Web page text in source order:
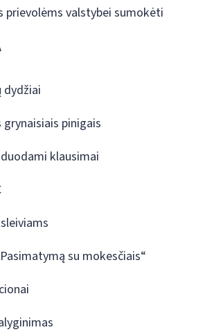
prievolėms valstybei sumokėti
dydžiai
pinigais
klausimai
su mokesčiais“